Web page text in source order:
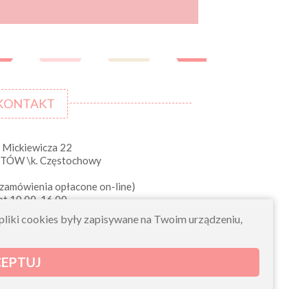
Mickiewicza 22
\k. Częstochowy
opłacone on-line)
10.00-16.00
cookies były zapisywane na Twoim urządzeniu,